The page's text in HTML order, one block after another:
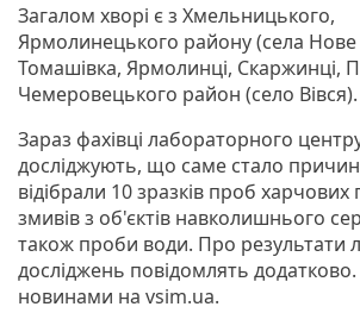
Загалом хворі є з Хмельницького,
Ярмолинецького району (села Нове
Томашівка, Ярмолинці, Скаржинці,
Чемеровецького район (село Вівся).
Зараз фахівці лабораторного
досліджують, що саме стало
відібрали 10 зразків проб харчових
змивів з об'єктів навколишнього
також проби води. Про результати
досліджень повідомлять додатково.
новинами на vsim.ua.